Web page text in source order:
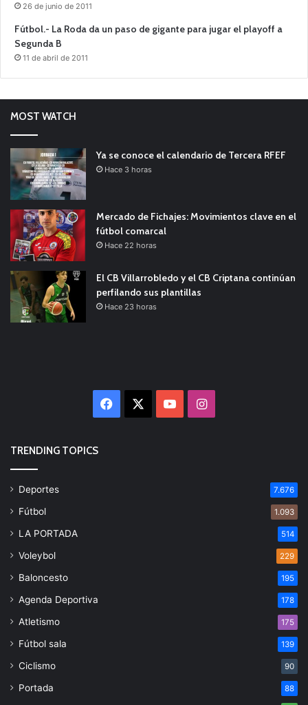
26 de junio de 2011
Fútbol.- La Roda da un paso de gigante para jugar el playoff a
Segunda B
11 de abril de 2011
MOST WATCH
Ya se conoce el calendario de Tercera RFEF
Hace 3 horas
Mercado de Fichajes: Movimientos clave en el
fútbol comarcal
Hace 22 horas
El CB Villarrobledo y el CB Criptana continúan
perfilando sus plantillas
Hace 23 horas
Facebook YouTubeInstagram
TRENDING TOPICS
Deportes 7.676
Fútbol 1.093
LA PORTADA 514
Voleybol 229
Baloncesto 195
Agenda Deportiva 178
Atletismo 175
Fútbol sala 139
Ciclismo 90
Portada 88